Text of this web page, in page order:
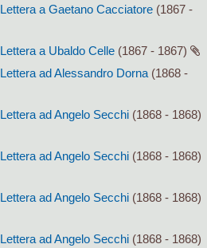
Lettera a Gaetano Cacciatore (1867 -
Lettera a Ubaldo Celle (1867 - 1867)
Lettera ad Alessandro Dorna (1868 -
Lettera ad Angelo Secchi (1868 - 1868)
Lettera ad Angelo Secchi (1868 - 1868)
Lettera ad Angelo Secchi (1868 - 1868)
Lettera ad Angelo Secchi (1868 - 1868)